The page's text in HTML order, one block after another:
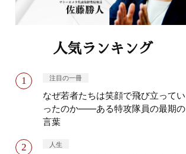
人気ランキング
注目の一冊
なぜ若者たちは笑顔で飛び立ってい
ったのか——ある特攻隊員の最期の
言葉
人生